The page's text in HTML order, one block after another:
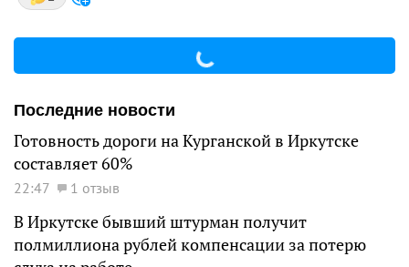
Последние новости
Готовность дороги на Курганской в Иркутске
составляет 60%
22:47 1 отзыв
В Иркутске бывший штурман получит
полмиллиона рублей компенсации за потерю